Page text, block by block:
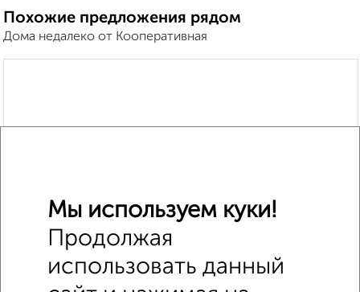
Похожие предложения рядом
Дома недалеко от Кооперативная
Мы используем куки!
Продолжая
использовать данный